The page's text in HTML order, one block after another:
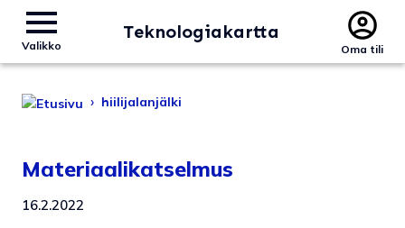
Valikko
Teknologiakartta
Oma tili
› hiilijalanjälki
Materiaalikatselmus
16.2.2022